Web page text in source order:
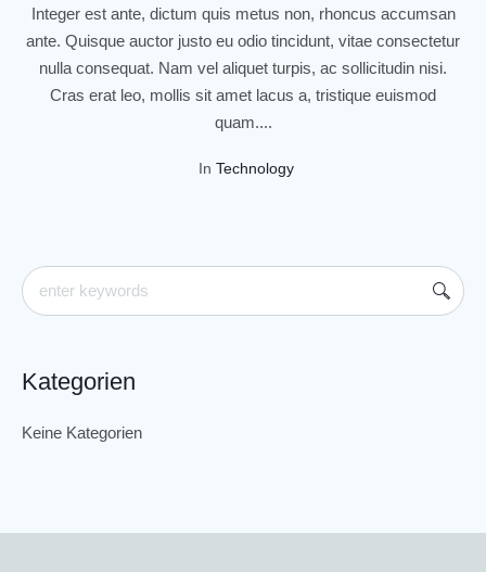
Integer est ante, dictum quis metus non, rhoncus accumsan
ante. Quisque auctor justo eu odio tincidunt, vitae consectetur
nulla consequat. Nam vel aliquet turpis, ac sollicitudin nisi.
Cras erat leo, mollis sit amet lacus a, tristique euismod
quam....
In Technology
Kategorien
Keine Kategorien